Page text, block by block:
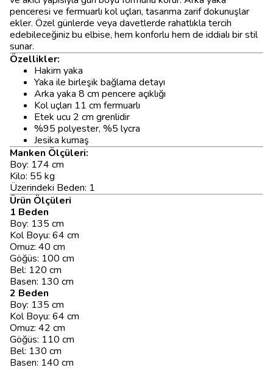
penceresi ve fermuarlı kol uçları, tasarıma zarif dokunuşlar
ekler. Özel günlerde veya davetlerde rahatlıkla tercih
edebileceğiniz bu elbise, hem konforlu hem de iddialı bir stil
sunar.
Özellikler:
Hakim yaka
Yaka ile birleşik bağlama detayı
Arka yaka 8 cm pencere açıklığı
Kol uçları 11 cm fermuarlı
Etek ucu 2 cm grenlidir
%95 polyester, %5 lycra
Jesika kumaş
Manken Ölçüleri:
Boy: 174 cm
Kilo: 55 kg
Üzerindeki Beden: 1
Ürün Ölçüleri
1 Beden
Boy: 135 cm
Kol Boyu: 64 cm
Omuz: 40 cm
Göğüs: 100 cm
Bel: 120 cm
Basen: 130 cm
2 Beden
Boy: 135 cm
Kol Boyu: 64 cm
Omuz: 42 cm
Göğüs: 110 cm
Bel: 130 cm
Basen: 140 cm